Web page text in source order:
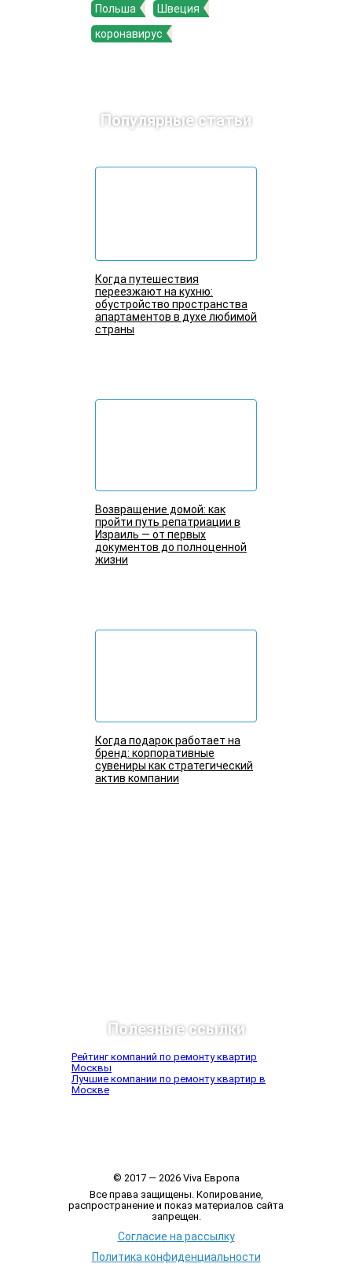
Польша
Швеция
коронавирус
Популярные статьи
Когда путешествия
переезжают на кухню:
обустройство пространства
апартаментов в духе любимой
страны
Возвращение домой: как
пройти путь репатриации в
Израиль — от первых
документов до полноценной
жизни
Когда подарок работает на
бренд: корпоративные
сувениры как стратегический
актив компании
Полезные ссылки
Рейтинг компаний по ремонту квартир
Москвы
Лучшие компании по ремонту квартир в
Москве
© 2017 — 2026 Viva Европа
Все права защищены. Копирование,
распространение и показ материалов сайта
запрещен.
Согласие на рассылку
Политика конфиденциальности